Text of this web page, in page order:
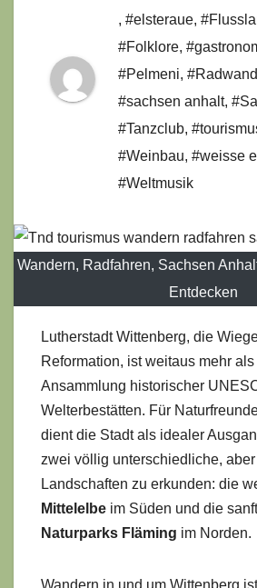
, #elsteraue,
#Folklore,
#Pelmeni,
#sachsen anhalt,
#Tanzclub,
#Weinbau, #weisse
#Weltmusik
Wandern, Radfahren, Sachsen
Entdecken
Lutherstadt Wittenberg, die
Reformation, ist weitaus mehr
Ansammlung historischer
Welterbestätten. Für
dient die Stadt als idealer
zwei völlig unterschiedliche,
Landschaften zu erkunden: die
Mittelelbe im Süden und die
Naturparks Fläming im Norden.